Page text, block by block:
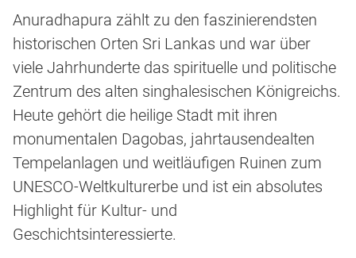
Anuradhapura zählt zu den faszinierendsten
historischen Orten Sri Lankas und war über
viele Jahrhunderte das spirituelle und politische
Zentrum des alten singhalesischen Königreichs.
Heute gehört die heilige Stadt mit ihren
monumentalen Dagobas, jahrtausendealten
Tempelanlagen und weitläufigen Ruinen zum
UNESCO-Weltkulturerbe und ist ein absolutes
Highlight für Kultur- und
Geschichtsinteressierte.